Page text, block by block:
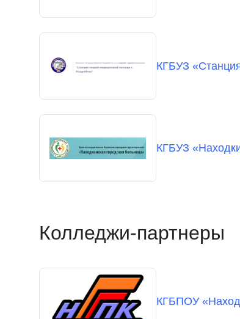
КГБУЗ
КГБУЗ
Колледжи-партнеры
КГБПОУ